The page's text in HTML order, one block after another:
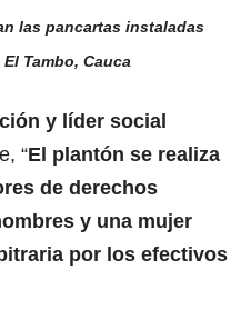
las pancartas instaladas
Tambo, Cauca
y líder social
“El plantón se realiza
de derechos
y una mujer
por los efectivos